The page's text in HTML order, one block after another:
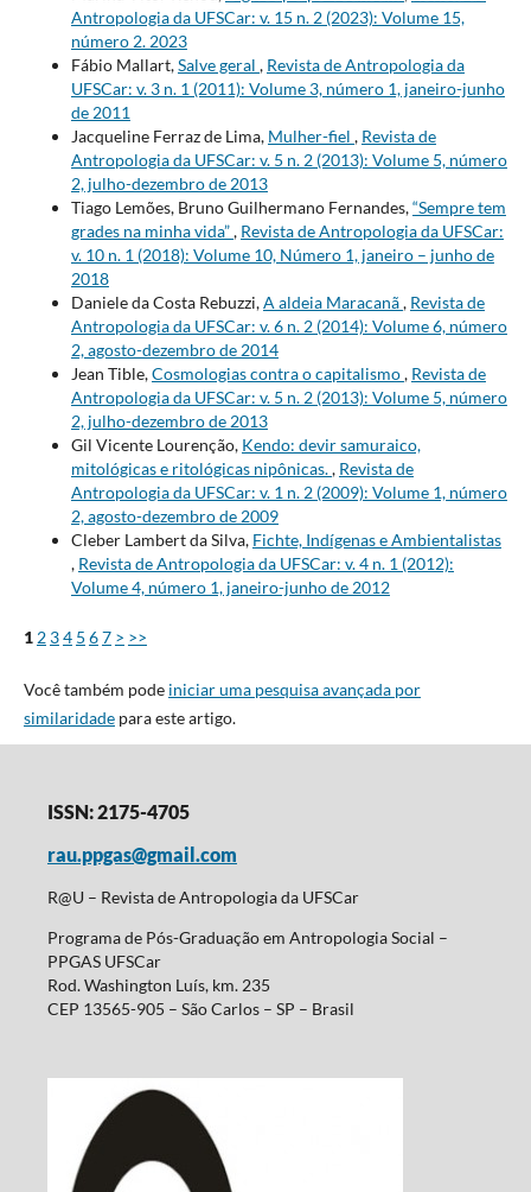
Antropologia da UFSCar: v. 15 n. 2 (2023): Volume 15,
número 2. 2023
Fábio Mallart,Salve geral , Revista de Antropologia da
UFSCar: v. 3 n. 1 (2011): Volume 3, número 1, janeiro-junho
de 2011
Jacqueline Ferraz de Lima, Mulher-fiel , Revista de
Antropologia da UFSCar: v. 5 n. 2 (2013): Volume 5, número
2, julho-dezembro de 2013
Tiago Lemões, Bruno Guilhermano Fernandes,“Sempre tem
grades na minha vida”, Revista de Antropologia da UFSCar:
v. 10 n. 1 (2018): Volume 10, Número 1, janeiro – junho de
2018
Daniele da Costa Rebuzzi,A aldeia Maracanã, Revista de
Antropologia da UFSCar: v. 6 n. 2 (2014): Volume 6, número
2, agosto-dezembro de 2014
Jean Tible,Cosmologias contra o capitalismo, Revista de
Antropologia da UFSCar: v. 5 n. 2 (2013): Volume 5, número
2, julho-dezembro de 2013
Gil Vicente Lourenção, Kendo: devir samuraico,
mitológicas e ritológicas nipônicas., Revista de
Antropologia da UFSCar: v. 1 n. 2 (2009): Volume 1, número
2, agosto-dezembro de 2009
Cleber Lambert da Silva, Fichte, Indígenas e Ambientalistas
, Revista de Antropologia da UFSCar: v. 4 n. 1 (2012):
Volume 4, número 1, janeiro-junho de 2012
1 2 34 5 67 > >>
Você também pode iniciar uma pesquisa avançada por
similaridadepara este artigo.
ISSN: 2175-4705
rau.ppgas@gmail.com
R@U – Revista de Antropologia da UFSCar
Programa de Pós-Graduação em Antropologia Social –
PPGAS UFSCar
Rod. Washington Luís, km. 235
CEP 13565-905 – São Carlos – SP – Brasil